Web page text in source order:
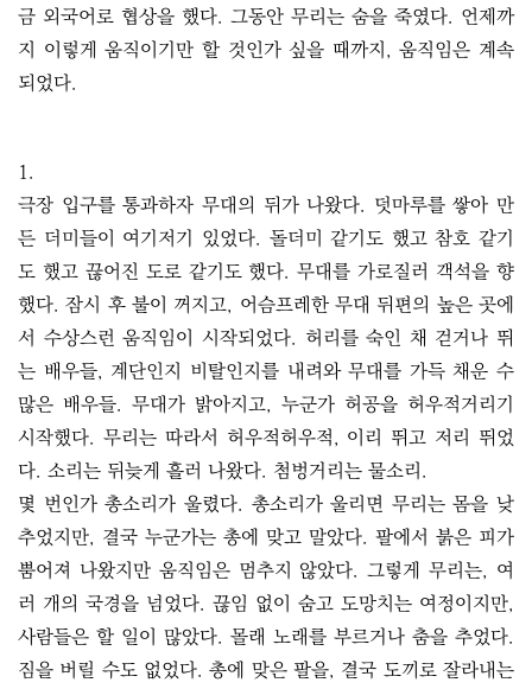
금 외국어로 협상을 했다. 그동안 무리는 숨을 죽였다. 언제까
지 이렇게 움직이기만 할 것인가 싶을 때까지, 움직임은 계속
되었다.
1.
극장 입구를 통과하자 무대의 뒤가 나왔다. 덧마루를 쌓아 만
든 더미들이 여기저기 있었다. 돌더미 같기도 했고 참호 같기
도 했고 끊어진 도로 같기도 했다. 무대를 가로질러 객석을 향
했다. 잠시 후 불이 꺼지고, 어슴프레한 무대 뒤편의 높은 곳에
서 수상스런 움직임이 시작되었다. 허리를 숙인 채 걷거나 뛰
는 배우들, 계단인지 비탈인지를 내려와 무대를 가득 채운 수
많은 배우들. 무대가 밝아지고, 누군가 허공을 허우적거리기
시작했다. 무리는 따라서 허우적허우적, 이리 뛰고 저리 뛰었
다. 소리는 뒤늦게 흘러 나왔다. 첨벙거리는 물소리.
몇 번인가 총소리가 울렸다. 총소리가 울리면 무리는 몸을 낮
추었지만, 결국 누군가는 총에 맞고 말았다. 팔에서 붉은 피가
뿜어져 나왔지만 움직임은 멈추지 않았다. 그렇게 무리는, 여
러 개의 국경을 넘었다. 끊임 없이 숨고 도망치는 여정이지만,
사람들은 할 일이 많았다. 몰래 노래를 부르거나 춤을 추었다.
짐을 버릴 수도 없었다. 총에 맞은 팔을, 결국 도끼로 잘라내는